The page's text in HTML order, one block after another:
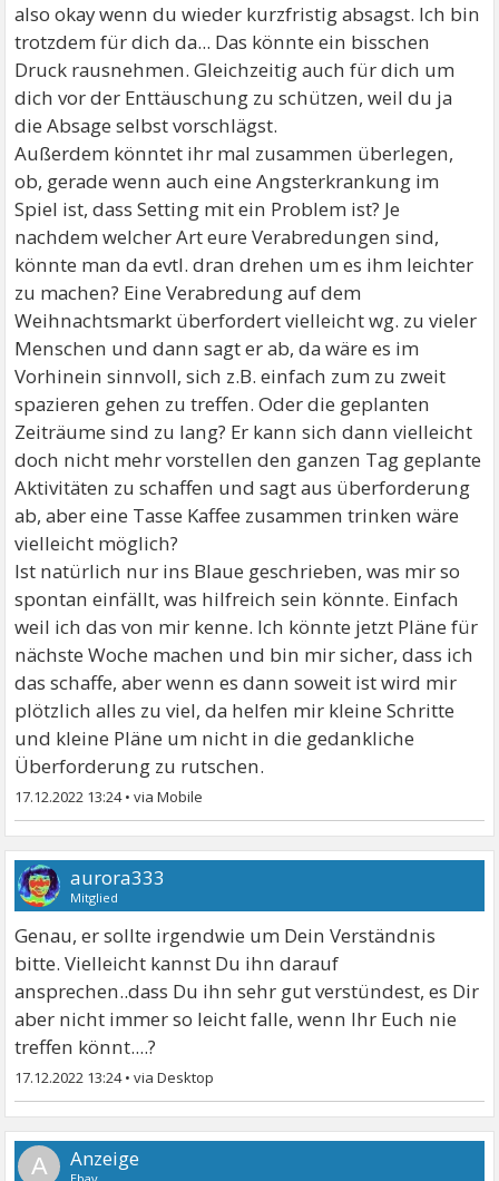
also okay wenn du wieder kurzfristig absagst. Ich bin
trotzdem für dich da... Das könnte ein bisschen
Druck rausnehmen. Gleichzeitig auch für dich um
dich vor der Enttäuschung zu schützen, weil du ja
die Absage selbst vorschlägst.
Außerdem könntet ihr mal zusammen überlegen,
ob, gerade wenn auch eine Angsterkrankung im
Spiel ist, dass Setting mit ein Problem ist? Je
nachdem welcher Art eure Verabredungen sind,
könnte man da evtl. dran drehen um es ihm leichter
zu machen? Eine Verabredung auf dem
Weihnachtsmarkt überfordert vielleicht wg. zu vieler
Menschen und dann sagt er ab, da wäre es im
Vorhinein sinnvoll, sich z.B. einfach zum zu zweit
spazieren gehen zu treffen. Oder die geplanten
Zeiträume sind zu lang? Er kann sich dann vielleicht
doch nicht mehr vorstellen den ganzen Tag geplante
Aktivitäten zu schaffen und sagt aus überforderung
ab, aber eine Tasse Kaffee zusammen trinken wäre
vielleicht möglich?
Ist natürlich nur ins Blaue geschrieben, was mir so
spontan einfällt, was hilfreich sein könnte. Einfach
weil ich das von mir kenne. Ich könnte jetzt Pläne für
nächste Woche machen und bin mir sicher, dass ich
das schaffe, aber wenn es dann soweit ist wird mir
plötzlich alles zu viel, da helfen mir kleine Schritte
und kleine Pläne um nicht in die gedankliche
Überforderung zu rutschen.
17.12.2022 13:24•
aurora333
Mitglied
Genau, er sollte irgendwie um Dein Verständnis
bitte. Vielleicht kannst Du ihn darauf
ansprechen..dass Du ihn sehr gut verstündest, es Dir
aber nicht immer so leicht falle, wenn Ihr Euch nie
treffen könnt....?
17.12.2022 13:24•
A